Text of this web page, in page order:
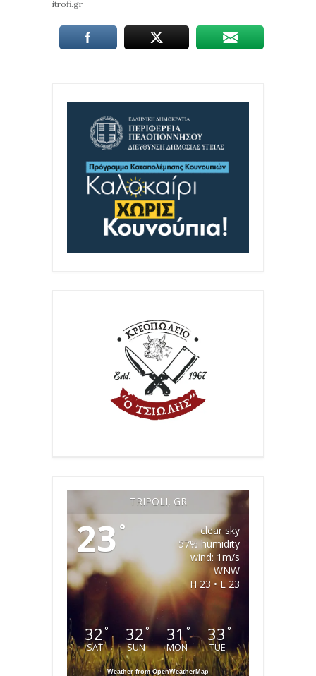
itrofi.gr
TRIPOLI, GR
23 °
clear sky
57% humidity
wind: 1m/s
WNW
H 23 • L 23
32°
SAT
32°
SUN
31 °
MON
33 °
TUE
Weather from OpenWeatherMap